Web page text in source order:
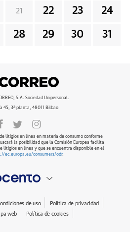
21 22 23 24
28 29 30 31
S.A. Sociedad Unipersonal.
45, 3ª planta, 48011 Bilbao
litigios en línea en materia de consumo conforme
la posibilidad que la Comisión Europea facilita
litigios en línea y que se encuentra disponible en el
ec.europa.eu/consumers/odr.
de uso
Política de privacidad
web Política de cookies